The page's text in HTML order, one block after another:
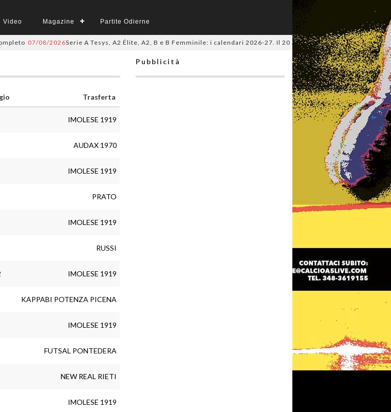
Video Magazine Partite Odierne
07/08/2026Serie A Tesys, A2 Élite, A2, B e B Femminile: i calendari 2026-27. Il 20 agosto la presentazione della Serie A
Trasferta
IMOLESE 1919
AUDAX 1970
IMOLESE 1919
PRATO
IMOLESE 1919
RUSSI
IMOLESE 1919
KAPPABI POTENZA PICENA
IMOLESE 1919
FUTSAL PONTEDERA
NEW REAL RIETI
IMOLESE 1919
Pubblicità